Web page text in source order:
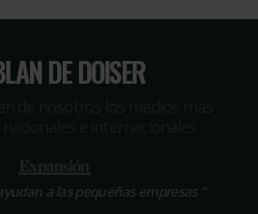
DE DOISER
a las pequeñas empresas “